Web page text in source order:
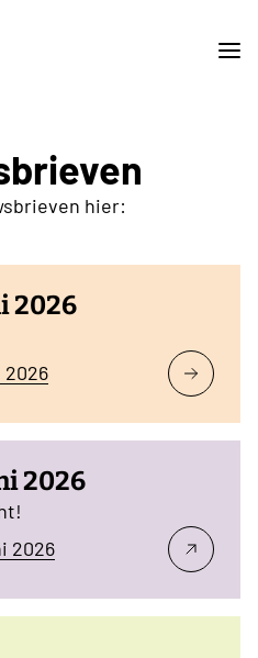
hier:
2026
2026
2026